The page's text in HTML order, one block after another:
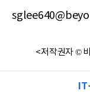
<저작권자 ©